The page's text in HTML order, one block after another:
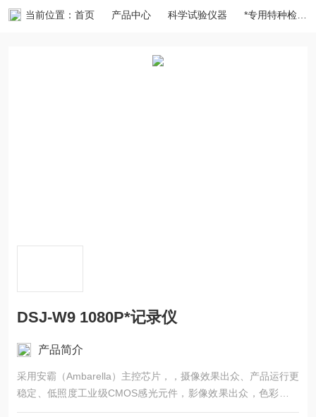
当前位置： 首页 产品中心 科学试验仪器 *专用特种检测仪器
DSJ-W9 1080P*记录仪
产品简介
采用安霸（Ambarella）主控芯片，，摄像效果出众、产品运行更
稳定、低照度工业级CMOS感光元件，影像效果出众，色彩绚丽
真实